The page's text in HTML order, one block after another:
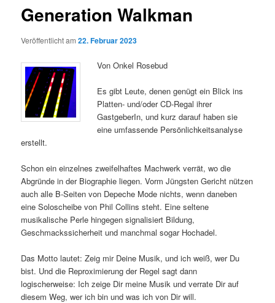
Generation Walkman
Veröffentlicht am22. Februar 2023
Von Onkel Rosebud
Es gibt Leute, denen genügt ein Blick ins
Platten- und/oder CD-Regal ihrer
GastgeberIn, und kurz darauf haben sie
eine umfassende Persönlichkeitsanalyse
erstellt.
Schon ein einzelnes zweifelhaftes Machwerk verrät, wo die
Abgründe in der Biographie liegen. Vorm Jüngsten Gericht nützen
auch alle B-Seiten von Depeche Mode nichts, wenn daneben
eine Soloscheibe von Phil Collins steht. Eine seltene
musikalische Perle hingegen signalisiert Bildung,
Geschmackssicherheit und manchmal sogar Hochadel.
Das Motto lautet: Zeig mir Deine Musik, und ich weiß, wer Du
bist. Und die Reproximierung der Regel sagt dann
logischerweise: Ich zeige Dir meine Musik und verrate Dir auf
diesem Weg, wer ich bin und was ich von Dir will.